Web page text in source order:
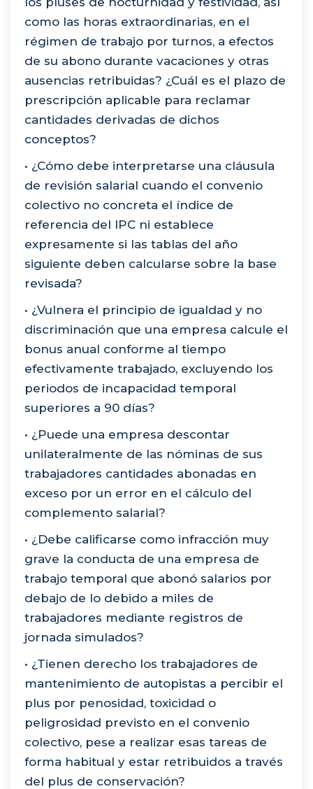
como las horas extraordinarias, en el
régimen de trabajo por turnos, a efectos
de su abono durante vacaciones y otras
ausencias retribuidas? ¿Cuál es el plazo de
prescripción aplicable para reclamar
cantidades derivadas de dichos
conceptos?
• ¿Cómo debe interpretarse una cláusula
de revisión salarial cuando el convenio
colectivo no concreta el índice de
referencia del IPC ni establece
expresamente si las tablas del año
siguiente deben calcularse sobre la base
revisada?
• ¿Vulnera el principio de igualdad y no
discriminación que una empresa calcule el
bonus anual conforme al tiempo
efectivamente trabajado, excluyendo los
periodos de incapacidad temporal
superiores a 90 días?
• ¿Puede una empresa descontar
unilateralmente de las nóminas de sus
trabajadores cantidades abonadas en
exceso por un error en el cálculo del
complemento salarial?
• ¿Debe calificarse como infracción muy
grave la conducta de una empresa de
trabajo temporal que abonó salarios por
debajo de lo debido a miles de
trabajadores mediante registros de
jornada simulados?
• ¿Tienen derecho los trabajadores de
mantenimiento de autopistas a percibir el
plus por penosidad, toxicidad o
peligrosidad previsto en el convenio
colectivo, pese a realizar esas tareas de
forma habitual y estar retribuidos a través
del plus de conservación?